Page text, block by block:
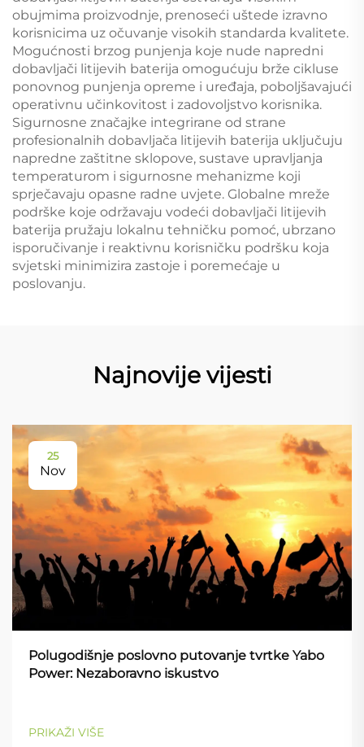
obujmima proizvodnje, prenoseći uštede izravno
korisnicima uz očuvanje visokih standarda kvalitete.
Mogućnosti brzog punjenja koje nude napredni
dobavljači litijevih baterija omogućuju brže cikluse
ponovnog punjenja opreme i uređaja, poboljšavajući
operativnu učinkovitost i zadovoljstvo korisnika.
Sigurnosne značajke integrirane od strane
profesionalnih dobavljača litijevih baterija uključuju
napredne zaštitne sklopove, sustave upravljanja
temperaturom i sigurnosne mehanizme koji
sprječavaju opasne radne uvjete. Globalne mreže
podrške koje održavaju vodeći dobavljači litijevih
baterija pružaju lokalnu tehničku pomoć, ubrzano
isporučivanje i reaktivnu korisničku podršku koja
svjetski minimizira zastoje i poremećaje u
poslovanju.
Najnovije vijesti
25
Nov
Polugodišnje poslovno putovanje tvrtke Yabo
Power: Nezaboravno iskustvo
PRIKAŽI VIŠE